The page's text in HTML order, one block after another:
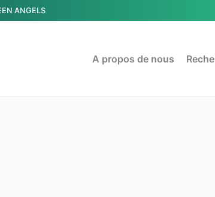
ANGELS
A propos de nous